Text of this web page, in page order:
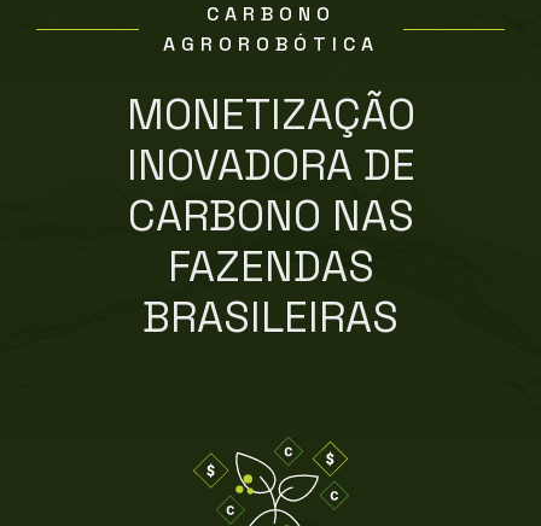
CARBONO
AGROROBÓTICA
MONETIZAÇÃO
INOVADORA DE
CARBONO NAS
FAZENDAS
BRASILEIRAS